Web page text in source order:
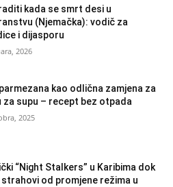
kada se smrt desi u
(Njemačka): vodič za
i dijasporu
2026
kao odlična zamjena za
za supu – recept bez otpada
2025
“Night Stalkers” u Karibima dok
od promjene režima u